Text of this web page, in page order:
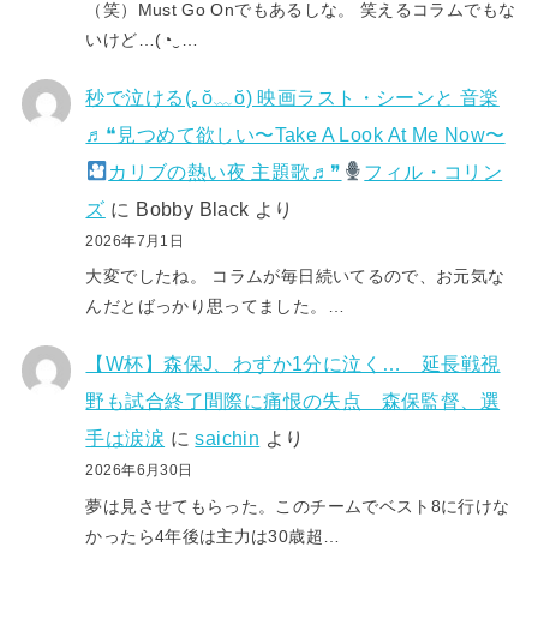
（笑）Must Go Onでもあるしな。 笑えるコラムでもな
いけど…(⁠◔⁠‿⁠…
秒で泣ける(⁠｡⁠ŏ⁠﹏⁠ŏ⁠) 映画ラスト・シーンと 音楽
♬❝見つめて欲しい〜Take A Look At Me Now〜
カリブの熱い夜 主題歌♬❞
フィル・コリン
ズ に Bobby Black より
2026年7月1日
大変でしたね。 コラムが毎日続いてるので、お元気な
んだとばっかり思ってました。…
【W杯】森保J、わずか1分に泣く… 延長戦視
野も試合終了間際に痛恨の失点 森保監督、選
手は涙涙 にsaichin より
2026年6月30日
夢は見させてもらった。このチームでベスト8に行けな
かったら4年後は主力は30歳超…